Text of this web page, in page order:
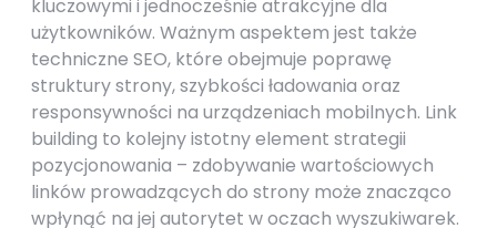
kluczowymi i jednocześnie atrakcyjne dla
użytkowników. Ważnym aspektem jest także
techniczne SEO, które obejmuje poprawę
struktury strony, szybkości ładowania oraz
responsywności na urządzeniach mobilnych. Link
building to kolejny istotny element strategii
pozycjonowania – zdobywanie wartościowych
linków prowadzących do strony może znacząco
wpłynąć na jej autorytet w oczach wyszukiwarek.